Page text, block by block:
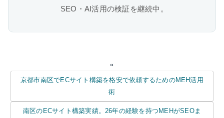
SEO・AI活用の検証を継続中。
«
京都市南区でECサイト構築を格安で依頼するためのMEH活用
術
南区のECサイト構築実績。26年の経験を持つMEHがSEOま